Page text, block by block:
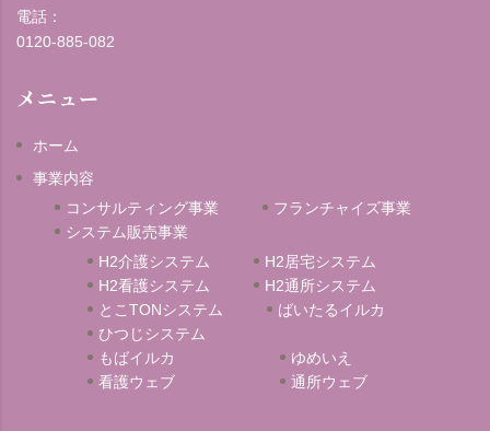
電話：
0120-885-082
メニュー
ホーム
事業内容
コンサルティング事業
フランチャイズ事業
システム販売事業
H2介護システム
H2居宅システム
H2看護システム
H2通所システム
とこTONシステム
ばいたるイルカ
ひつじシステム
もばイルカ
ゆめいえ
看護ウェブ
通所ウェブ